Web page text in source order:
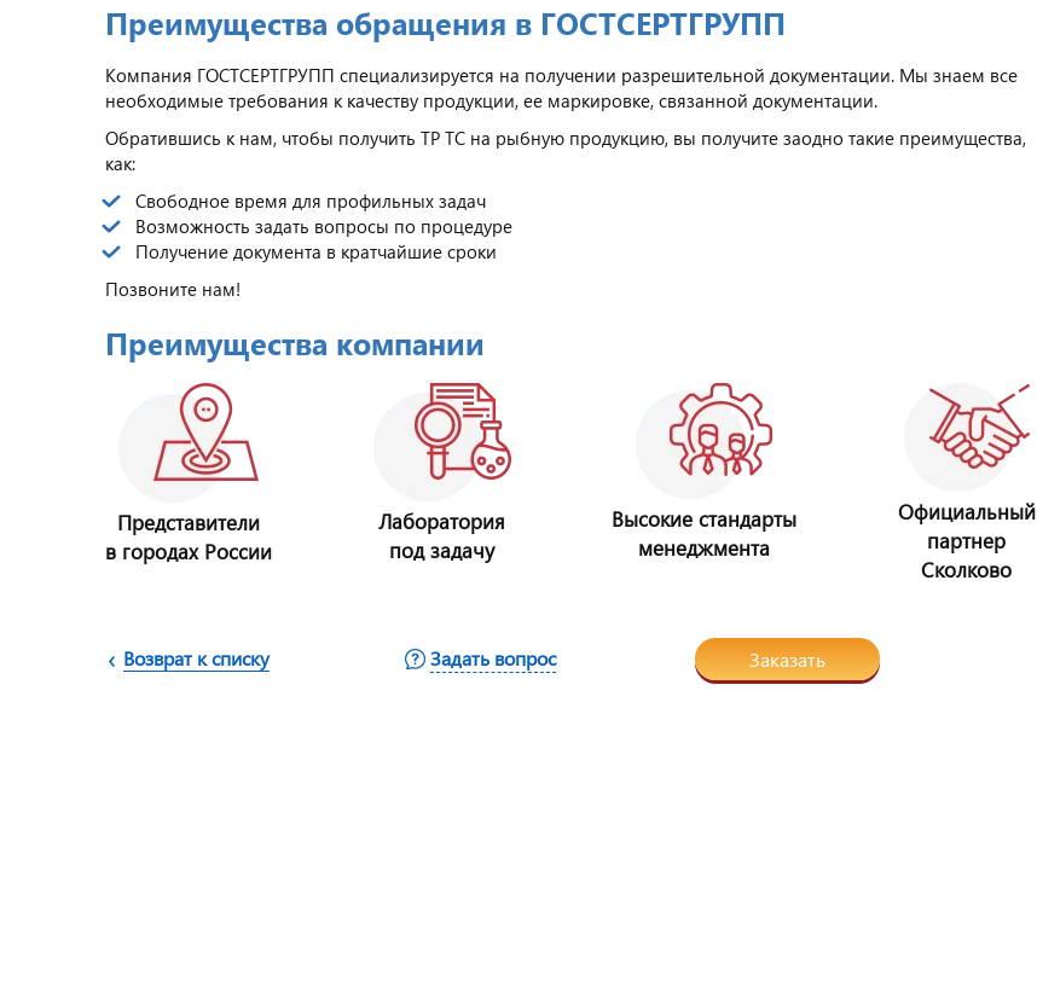
Преимущества обращения в ГОСТСЕРТГРУПП
Компания ГОСТСЕРТГРУПП специализируется на получении разрешительной документации. Мы знаем все
необходимые требования к качеству продукции, ее маркировке, связанной документации.
Обратившись к нам, чтобы получить ТР ТС на рыбную продукцию, вы получите заодно такие преимущества,
как:
Свободное время для профильных задач
Возможность задать вопросы по процедуре
Получение документа в кратчайшие сроки
Позвоните нам!
Преимущества компании
Представители
в городах России
Лаборатория
под задачу
Высокие стандарты
менеджмента
Официальный
партнер
Сколково
Возврат к списку Задать вопрос Заказать